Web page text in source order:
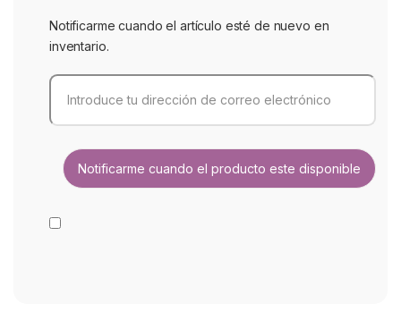
Notificarme cuando el artículo esté de nuevo en
inventario.